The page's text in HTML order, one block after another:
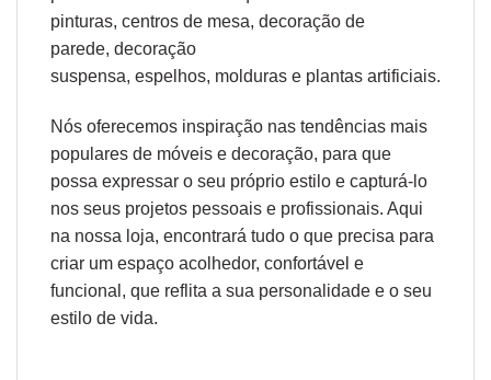
pinturas, centros de mesa, decoração de
parede, decoração
suspensa, espelhos, molduras e plantas artificiais.
Nós oferecemos inspiração nas tendências mais
populares de móveis e decoração, para que
possa expressar o seu próprio estilo e capturá-lo
nos seus projetos pessoais e profissionais. Aqui
na nossa loja, encontrará tudo o que precisa para
criar um espaço acolhedor, confortável e
funcional, que reflita a sua personalidade e o seu
estilo de vida.